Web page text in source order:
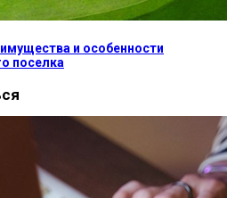
и особенности
поселка